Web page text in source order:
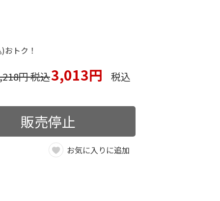
トク！
円 税込3,013円 税込
販売停止
お気に入りに追加